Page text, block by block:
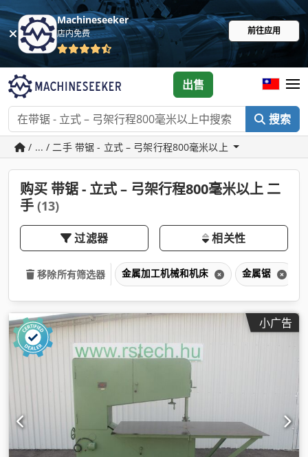
Machineseeker
店内免费 前往应用
搜索
出售
/ ... / 二手 带锯 - 立式 – 弓架行程800毫米以上
购买 带锯 - 立式 – 弓架行程800毫米以上 二
手 (13)
过滤器 相关性
移除所有筛选器 金属加工机械和机床 金属锯
小广告